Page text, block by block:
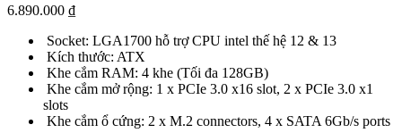
6.890.000 ₫
Socket: LGA1700 hỗ trợ CPU intel thế hệ 12 & 13
Kích thước: ATX
Khe cắm RAM: 4 khe (Tối đa 128GB)
Khe cắm mở rộng: 1 x PCIe 3.0 x16 slot, 2 x PCIe 3.0 x1
slots
Khe cắm ổ cứng: 2 x M.2 connectors, 4 x SATA 6Gb/s ports